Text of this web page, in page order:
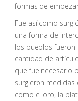
formas de
Fue así como
una forma de
los pueblos fueron
cantidad de
que fue necesario
surgieron medidas
como el oro, la